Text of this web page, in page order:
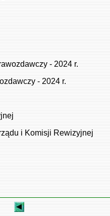
- 2024 r.
- 2024 r.
i Komisji Rewizyjnej